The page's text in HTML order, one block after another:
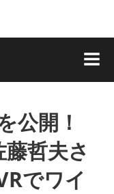
公開！
哲夫さ
でワイ